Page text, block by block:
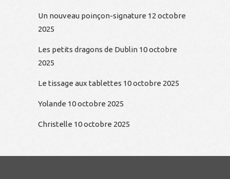
Un nouveau poinçon-signature 12 octobre
2025
Les petits dragons de Dublin 10 octobre
2025
Le tissage aux tablettes 10 octobre 2025
Yolande 10 octobre 2025
Christelle 10 octobre 2025